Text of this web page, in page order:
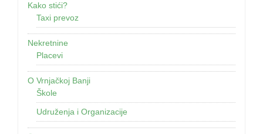
Kako stići?
Taxi prevoz
Nekretnine
Placevi
O Vrnjačkoj Banji
Škole
Udruženja i Organizacije